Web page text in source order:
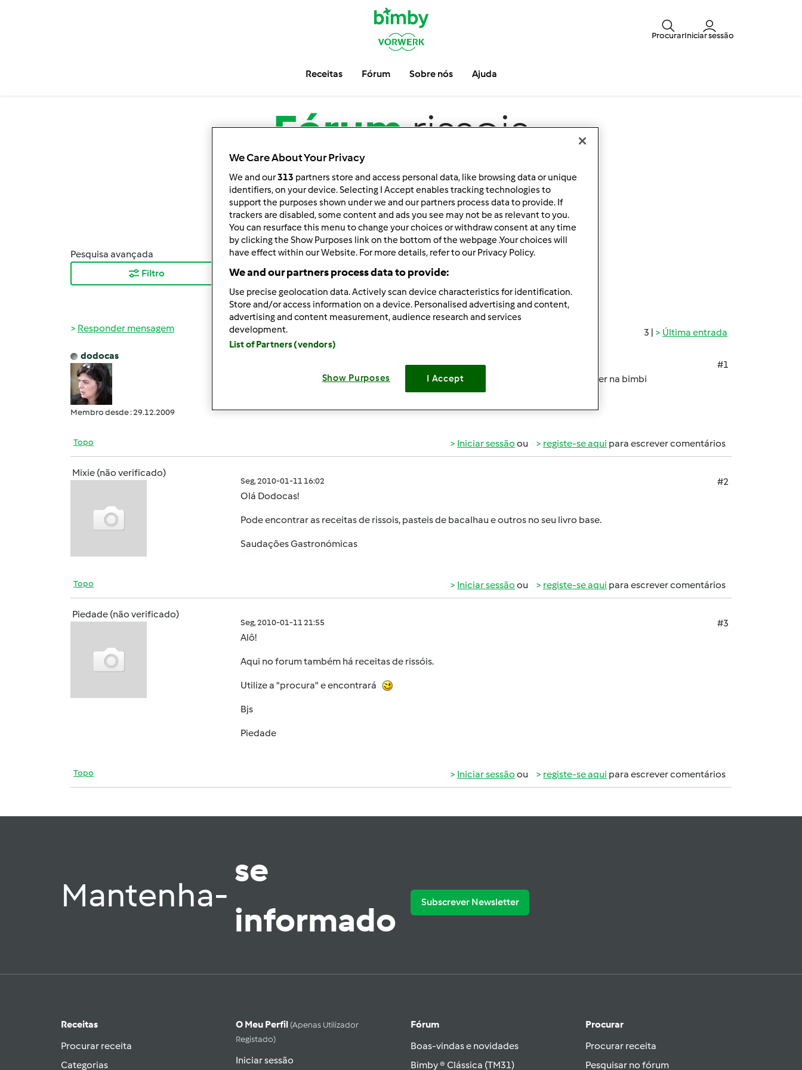
ProcurarIniciar sessão
Receitas Fórum Sobre nós Ajuda
Fórumrissois
Pesquisa avançada
Filtro
Ordenar por:
Mais Recentes
Resultados por página:
10
3 | Última entrada
Responder mensagem
dodocas
Membro desde : 29.12.2009
#1
saber se ja ha receitas para rissois de camarao ,carne e bacalhau para fazer na bimbi
Topo Iniciar sessão ou registe-se aqui para escrever comentários
Mixie (não verificado)
Seg, 2010-01-11 16:02
#2
Olá Dodocas!
Pode encontrar as receitas de rissois, pasteis de bacalhau e outros no seu livro base.
Saudações Gastronómicas
Topo Iniciar sessão ou registe-se aqui para escrever comentários
Piedade (não verificado)
Seg, 2010-01-11 21:55
#3
Alô!
Aqui no forum também há receitas de rissóis.
Utilize a "procura" e encontrará
Bjs
Piedade
Topo Iniciar sessão ou registe-se aqui para escrever comentários
Mantenha-
se
informado
Subscrever Newsletter
Receitas
Procurar receita
Categorias
O Meu Perfil (apenas Utilizador
Registado)
Iniciar sessão
Fórum
Boas-vindas e novidades
Bimby ® Clássica (TM31)
Procurar
Procurar receita
Pesquisar no fórum
We Care About Your Privacy
We and our313 partners store and access personal data, like browsing data or unique
identifiers, on your device. Selecting I Accept enables tracking technologies to
support the purposes shown under we and our partners process data to provide. If
trackers are disabled, some content and ads you see may not be as relevant to you.
You can resurface this menu to change your choices or withdraw consent at any time
by clicking the Show Purposes link on the bottom of the webpage .Your choices will
have effect within our Website. For more details, refer to our Privacy Policy.
We and our partners process data to provide:
Use precise geolocation data. Actively scan device characteristics for identification.
Store and/or access information on a device. Personalised advertising and content,
advertising and content measurement, audience research and services
development.
List of Partners (vendors)
Show Purposes I Accept